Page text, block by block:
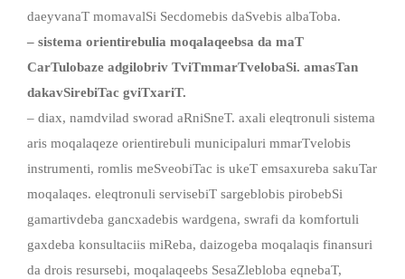
daeyvanaT momavalSi Secdomebis daSvebis albaToba.
– sistema orientirebulia moqalaqeebsa da maT
CarTulobaze adgilobriv TviTmmarTvelobaSi. amasTan
dakavSirebiTac gviTxariT.
– diax, namdvilad sworad aRniSneT. axali eleqtronuli sistema
aris moqalaqeze orientirebuli municipaluri mmarTvelobis
instrumenti, romlis meSveobiTac is ukeT emsaxureba sakuTar
moqalaqes. eleqtronuli servisebiT sargeblobis pirobebSi
gamartivdeba gancxadebis wardgena, swrafi da komfortuli
gaxdeba konsultaciis miReba, daizogeba moqalaqis finansuri
da drois resursebi, moqalaqeebs SesaZlebloba eqnebaT,